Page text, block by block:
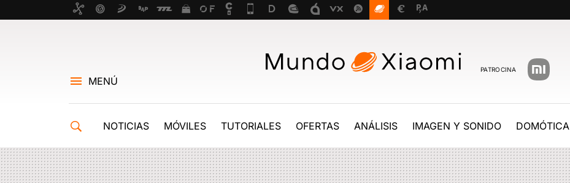
PATROCINA
MENÚ
NOTICIAS MÓVILES TUTORIALES OFERTAS ANÁLISIS IMAGEN Y SONIDO DOMÓTICA